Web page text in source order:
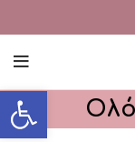
Ανοίξτε τη γραμμή